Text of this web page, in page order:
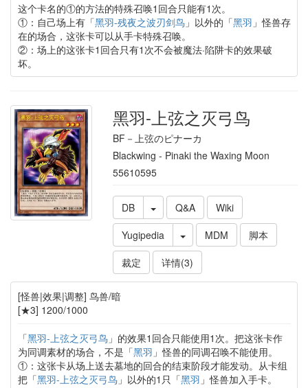
这个卡名的①的方法的特殊召唤1回合只能有1次。
①：自己场上有「黑羽-残夜之波刃剑鸟」以外的「黑羽 」怪兽存
在的场合，这张卡可以从手卡特殊召唤。
②：场上的这张卡1回合只有1次不会被魔法·陷阱卡的效果破
坏。
黑羽-上弦之灭弓鸟
BF－上弦のピナーカ
Blackwing - Pinaki the Waxing Moon
55610595
DB Q&A
Wiki
Yugipedia
MDM
脚本
裁定
详情(3)
[怪兽|效果|调整] 鸟兽/暗
[★3] 1200/1000
「黑羽-上弦之灭弓鸟」的效果1回合只能使用1次。把这张卡作
为同调素材的场合，不是「黑羽 」怪兽的同调召唤不能使用。
①：这张卡从场上送去墓地的回合的结束阶段才能发动。从卡组
把「黑羽-上弦之灭弓鸟」以外的1只「黑羽 」怪兽加入手卡。